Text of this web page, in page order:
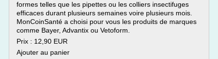
formes telles que les pipettes ou les colliers insectifuges
efficaces durant plusieurs semaines voire plusieurs mois.
MonCoinSanté a choisi pour vous les produits de marques
comme Bayer, Advantix ou Vetoform.
Prix : 12,90 EUR
Ajouter au panier